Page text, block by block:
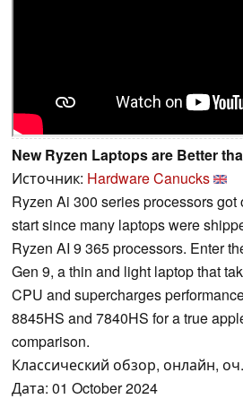
New Ryzen Laptops are Better
Источник: Hardware Canucks
Ryzen Ai 300 series processors got
start since many laptops were
Ryzen AI 9 365 processors. Enter
Gen 9, a thin and light laptop that
CPU and supercharges
8845HS and 7840HS for a true
comparison.
Классический обзор, онлайн,
Дата: 01 October 2024